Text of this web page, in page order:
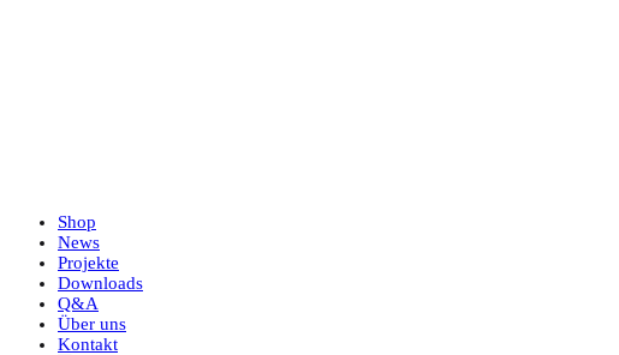
Shop
News
Projekte
Downloads
Q&A
Über uns
Kontakt